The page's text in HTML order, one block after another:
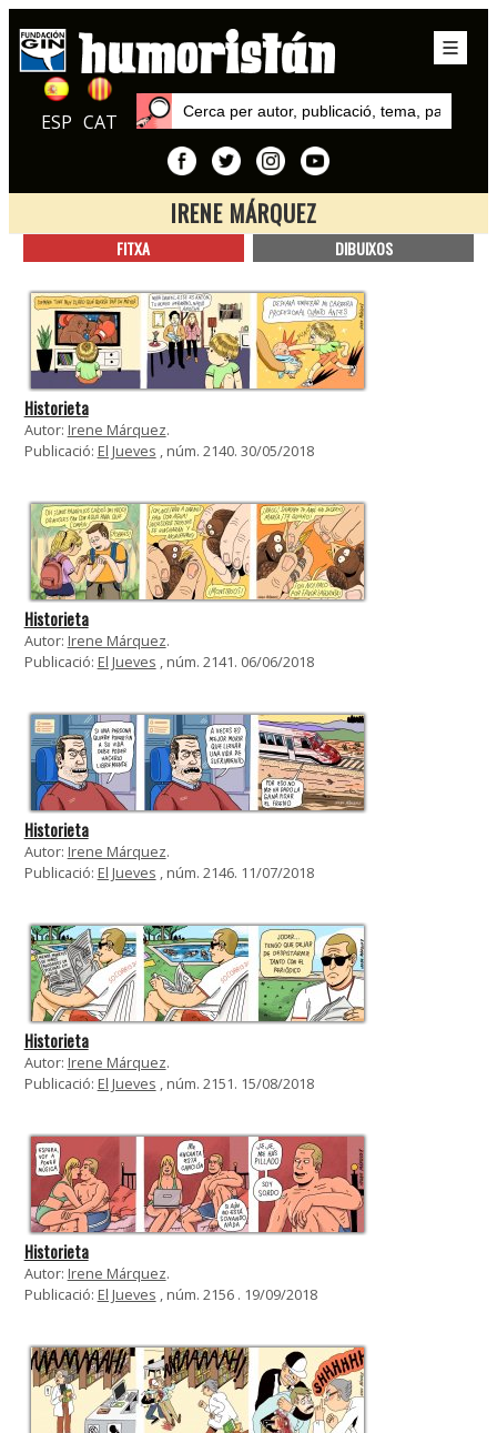
ESP CAT
IRENE MÁRQUEZ
Irene Márquez
FITXA DIBUIXOS
Historieta
Autor: Irene Márquez.
Publicació: El Jueves , núm. 2140. 30/05/2018
Historieta
Autor: Irene Márquez.
Publicació: El Jueves , núm. 2141. 06/06/2018
Historieta
Autor: Irene Márquez.
Publicació: El Jueves , núm. 2146. 11/07/2018
Historieta
Autor: Irene Márquez.
Publicació: El Jueves , núm. 2151. 15/08/2018
Historieta
Autor: Irene Márquez.
Publicació: El Jueves , núm. 2156 . 19/09/2018